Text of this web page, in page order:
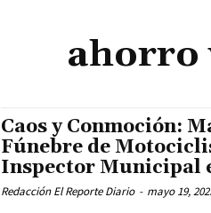
ahorro
Caos y Conmoción:
Fúnebre de
Inspector Municipal
Redacción El Reporte Diario - mayo 19,